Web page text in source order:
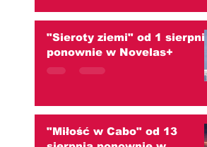
"Sieroty ziemi" od 1 sierpnia
ponownie w Novelas+
"Miłość w Cabo" od 13